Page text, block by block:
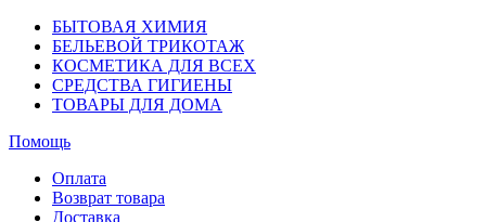
БЫТОВАЯ ХИМИЯ
БЕЛЬЕВОЙ ТРИКОТАЖ
КОСМЕТИКА ДЛЯ ВСЕХ
СРЕДСТВА ГИГИЕНЫ
ТОВАРЫ ДЛЯ ДОМА
Помощь
Оплата
Возврат товара
Доставка